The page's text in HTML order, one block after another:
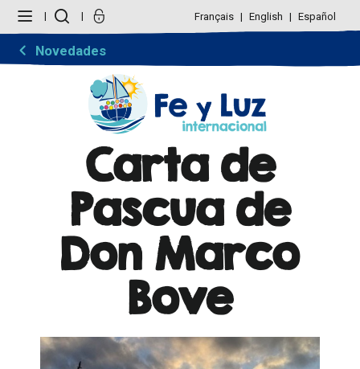
contenido.
navegación
Personales
Français English Español
Novedades
Carta de
Pascua de
Don Marco
Bove